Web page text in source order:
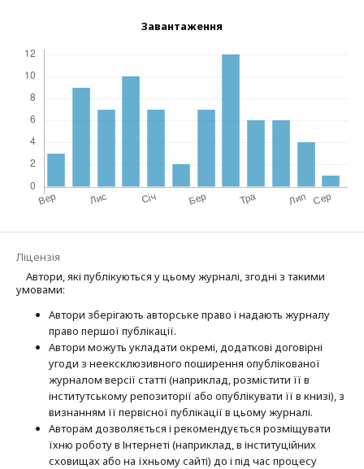
Завантаження
Ліцензія
Автори, які публікуються у цьому журналі, згодні з такими
умовами:
Автори зберігають авторське право і надають журналу
право першої публі­кації.
Автори можуть укладати окремі, додат­кові договірні
угоди з неексклюзив­ного поширення опублікованої
журналом версії статті (наприклад, розмістити її в
інститутському репозиторії або опубліку­вати її в книзі), з
визнанням її первісної публікації в цьому журналі.
Авторам дозволяється і рекомендується розміщувати
їхню роботу в Інтернеті (наприклад, в інституційних
сховищах або на їхньому сайті) до і під час процесу